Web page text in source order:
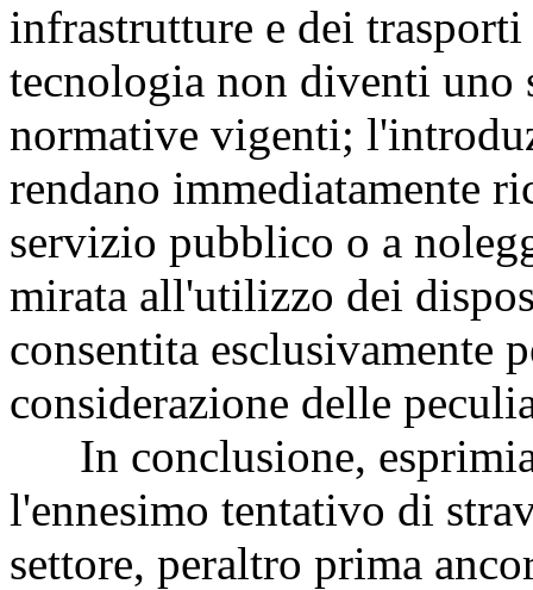
infrastrutture e dei
tecnologia non diventi uno
normative vigenti;
rendano immediatamente
servizio pubblico o a
mirata all'utilizzo dei
consentita esclusivamente
considerazione delle
In conclusione,
l'ennesimo tentativo di
settore, peraltro prima